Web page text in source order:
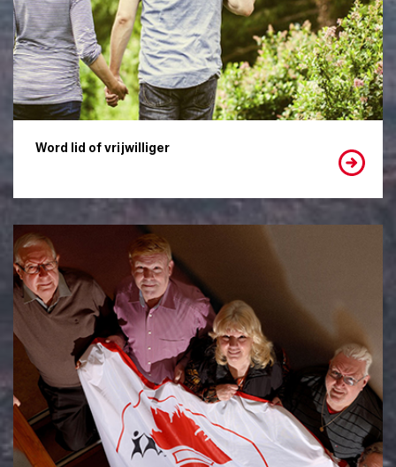
Word lid of vrijwilliger